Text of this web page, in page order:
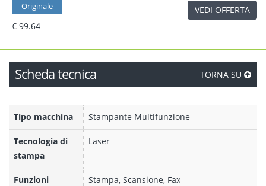
Originale
€ 99.64
VEDI OFFERTA
Scheda tecnica TORNA SU
Tipo macchina Stampante Multifunzione
Tecnologia di
stampa
Laser
Funzioni Stampa, Scansione, Fax